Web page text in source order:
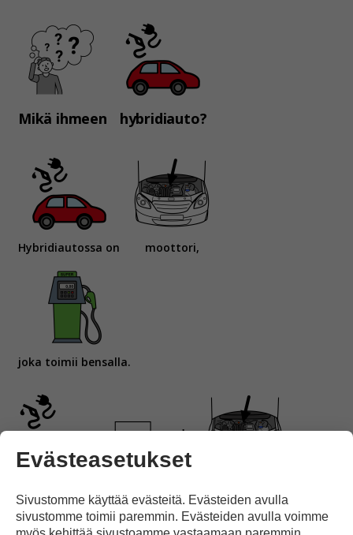
Mikä ihmeen hybridiauto?
Hybridiautossa on moottori,
joka toimii bensalla.
Evästeasetukset
Sivustomme käyttää evästeitä. Evästeiden avulla
sivustomme toimii paremmin. Evästeiden avulla voimme